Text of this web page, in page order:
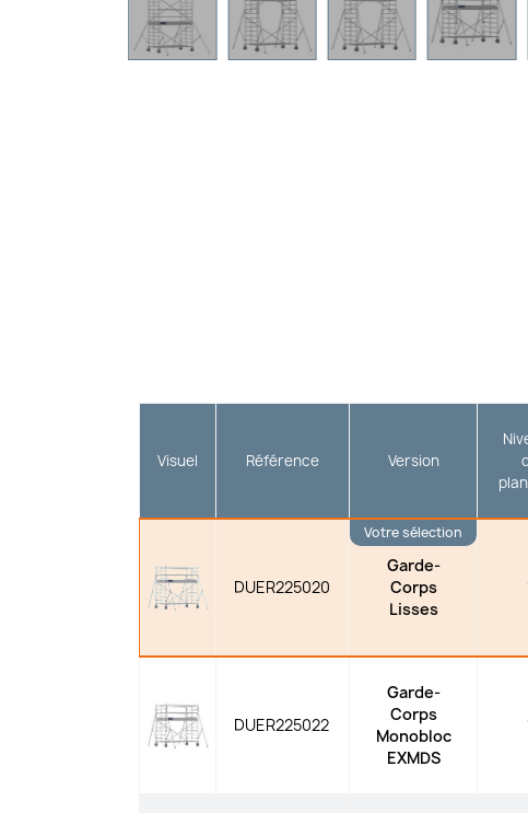
Visuel Référence Version
DUER225020
Votre sélection
Garde-
Corps
Lisses
DUER225022
Garde-
Corps
Monobloc
EXMDS